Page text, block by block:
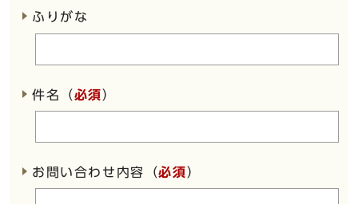
ふりがな
件名（必須）
お問い合わせ内容（必須）